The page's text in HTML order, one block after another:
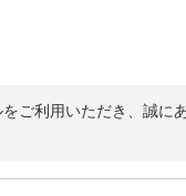
せていただき、より快
まいります。
寄せいただき、誠にあり
りお待ちしております
泉掛流宿 堂ヶ島温泉ホ
ご利用いただき、誠に